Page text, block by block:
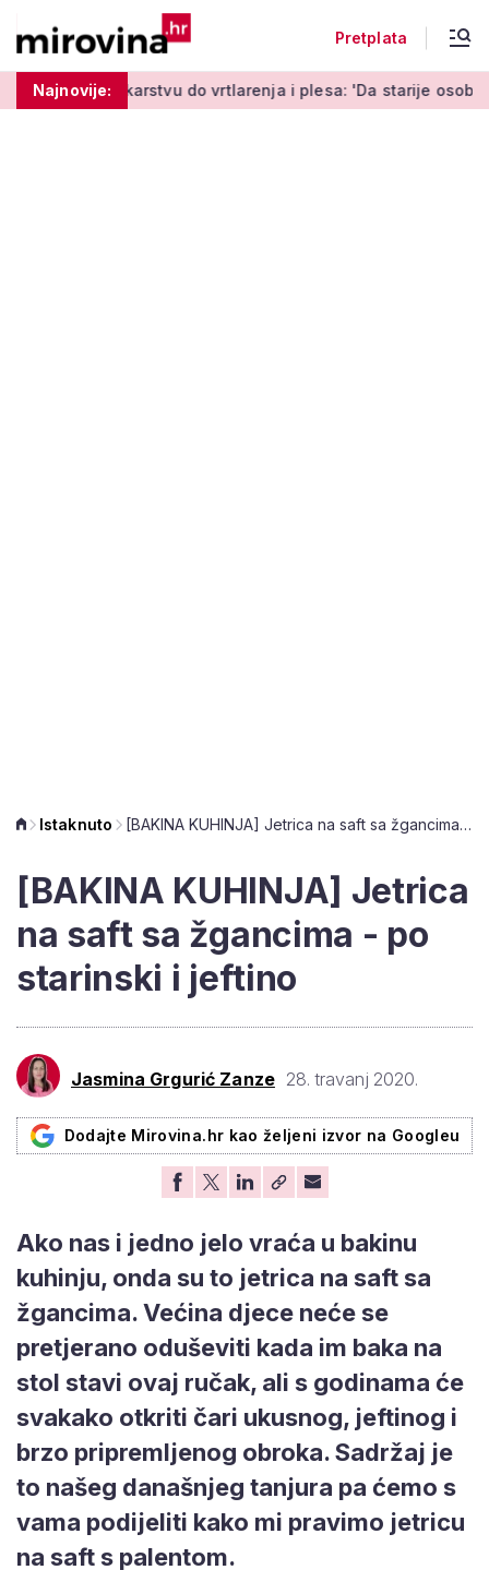
Pretplata
Najnovije:
do vrtlarenja i plesa: 'Da starije osobe ne ostavimo
Istaknuto [BAKINA KUHINJA] Jetrica na saft sa žgancima - po starinski i jeftino
[BAKINA KUHINJA] Jetrica
na saft sa žgancima - po
starinski i jeftino
Jasmina Grgurić Zanze 28. travanj 2020.
Dodajte Mirovina.hr kao željeni izvor na Googleu
Ako nas i jedno jelo vraća u bakinu
kuhinju, onda su to jetrica na saft sa
žgancima. Većina djece neće se
pretjerano oduševiti kada im baka na
stol stavi ovaj ručak, ali s godinama će
svakako otkriti čari ukusnog, jeftinog i
brzo pripremljenog obroka. Sadržaj je
to našeg današnjeg tanjura pa ćemo s
vama podijeliti kako mi pravimo jetricu
na saft s palentom.